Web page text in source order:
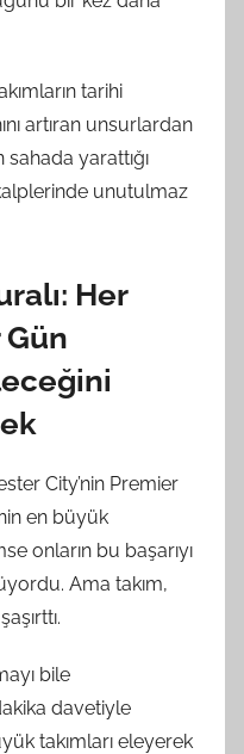
tarihi
artıran unsurlardan
sahada yarattığı
unutulmaz
Her
Gün
City’nin Premier
en büyük
onların bu başarıyı
Ama takım,
bile
davetiyle
takımları eleyerek